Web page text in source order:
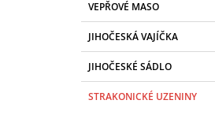
O
R
E
VEPŘOVÉ MASO
JIHOČESKÁ VAJÍČKA
JIHOČESKÉ SÁDLO
STRAKONICKÉ UZENINY